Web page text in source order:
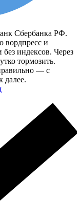
Сбербанка РФ.
вордпресс и
индексов. Через
тормозить.
— с
далее.